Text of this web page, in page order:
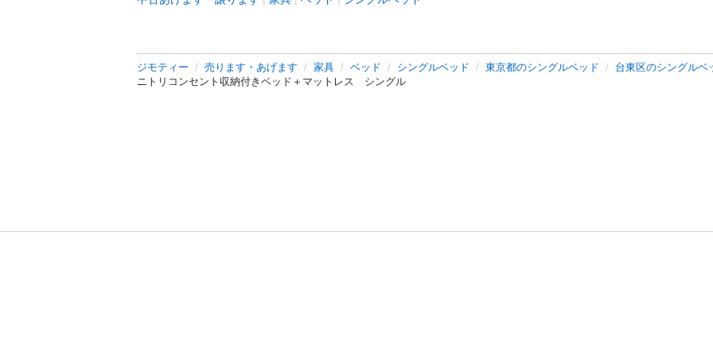
ジモティー 売ります・あげます 家具 ベッド シングルベッド 東京都のシングルベッド
台東区のシングルベ
ニトリコンセント収納付きベッド＋マットレス シングル